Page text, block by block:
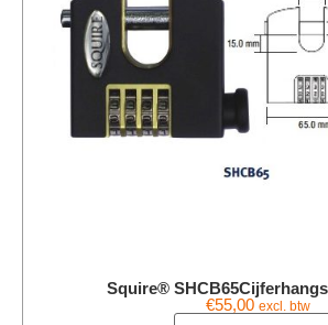
Squire®
€55,00 excl. btw